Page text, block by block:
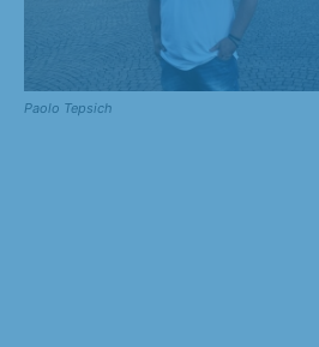
Paolo Tepsich